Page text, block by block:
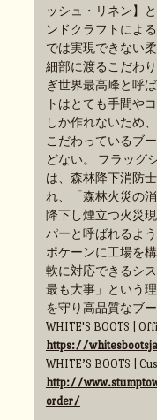
ッシュ・リネン】
ンドクラフトによ
では実現できない
細部に渡るこだわ
ぎ世界最高峰と呼
トはとても手間や
しか作れないため、
こだわっているブ
どない。 フラッグ
は、森林降下消防
れ、「森林火災の
降下し煙立つ火災
パーと呼ばれるよ
ポケーンに工場を
軟に対応できるシ
最も大事」という
を守り高品質なブ
WHITE'S BOOTS |
https://
WHITE’S BOOTS |
http://
order/